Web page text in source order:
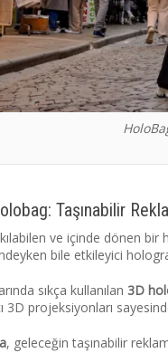
Taşınabilir
ve içinde dönen
bile etkileyici
sıkça kullanılan 3D
3D projeksiyonları
, geleceğin taşınabilir